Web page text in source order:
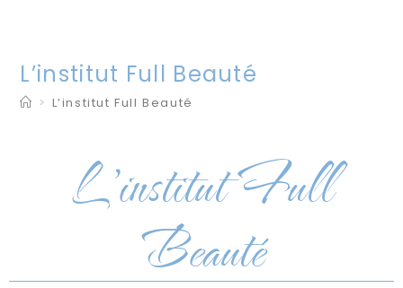
L’institut Full Beauté
> L’institut Full Beauté
L'institut Full
Beauté